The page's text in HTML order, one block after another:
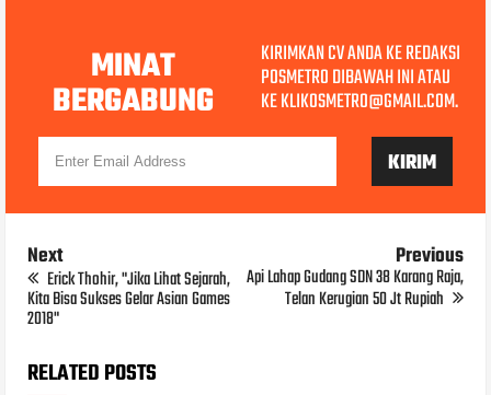
MINAT
BERGABUNG
KIRIMKAN CV ANDA KE REDAKSI
POSMETRO DIBAWAH INI ATAU
KE KLIKOSMETRO@GMAIL.COM.
Next
Erick Thohir, "Jika Lihat Sejarah,
Kita Bisa Sukses Gelar Asian Games
2018"
Previous
Api Lahap Gudang SDN 38 Karang Raja,
Telan Kerugian 50 Jt Rupiah
RELATED POSTS